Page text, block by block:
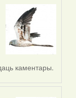
каментары.